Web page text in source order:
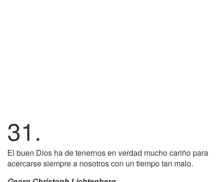
31.
El buen Dios ha de tenernos en verdad mucho cariño para
acercarse siempre a nosotros con un tiempo tan malo.